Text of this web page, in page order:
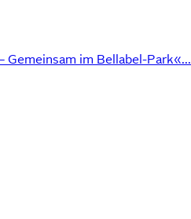
im Bellabel-Park«...